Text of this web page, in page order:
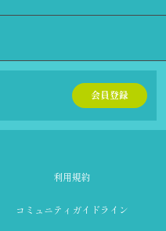
会員登録
利用規約
コミュニティガイドライン